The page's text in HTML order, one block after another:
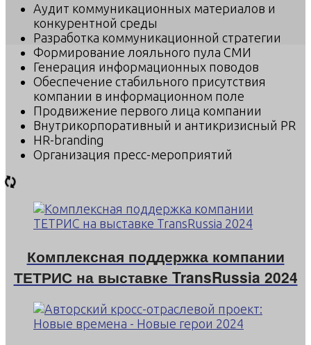
Аудит коммуникационных материалов и
конкурентной среды
Разработка коммуникационной стратегии
Формирование лояльного пула СМИ
Генерация информационных поводов
Обеспечение стабильного присутствия
компании в информационном поле
Продвижение первого лица компании
Внутрикорпоративный и антикризисный PR
HR-branding
Организация пресс-мероприятий
Комплексная поддержка компании
ТЕТРИС на выставке TransRussia 2024